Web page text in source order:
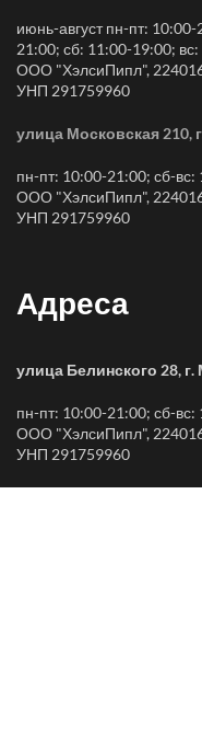
июнь-август пн-пт:
21:00; сб: 11:00-19:00;
ООО "ХэлсиПипл", 224016
УНП 291759960
улица Московская 210,
пн-пт: 10:00-21:00; сб-
ООО "ХэлсиПипл", 224016
УНП 291759960
Адреса
улица Белинского 28,
пн-пт: 10:00-21:00; сб-
ООО "ХэлсиПипл", 224016
УНП 291759960